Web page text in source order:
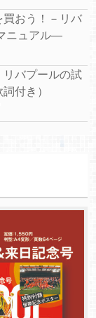
おう！－リバ
ニュアル―
リバプールの試
付き）